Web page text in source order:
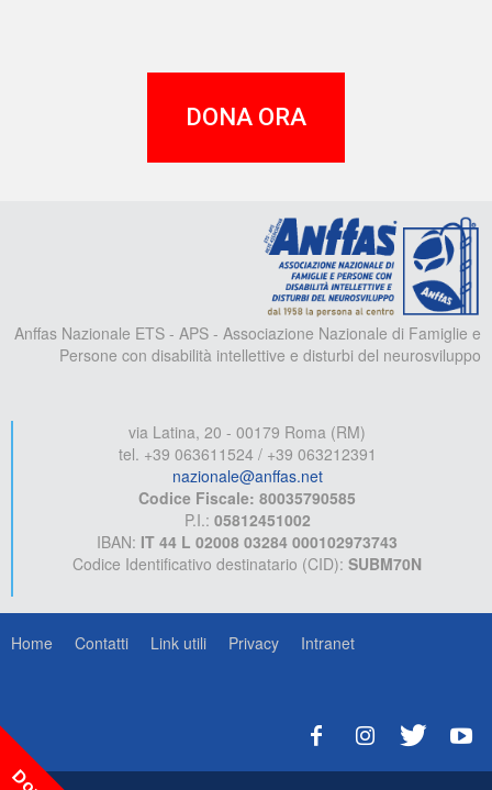
DONA ORA
Anffas Nazionale ETS - APS - Associazione Nazionale di Famiglie e
Persone con disabilità intellettive e disturbi del neurosviluppo
via Latina, 20 - 00179 Roma (RM)
tel. +39 063611524 / +39 063212391
nazionale@anffas.net
Codice Fiscale: 80035790585
P.I.: 05812451002
IBAN: IT 44 L 02008 03284 000102973743
Codice Identificativo destinatario (CID): SUBM70N
Home Contatti Link utili Privacy Intranet